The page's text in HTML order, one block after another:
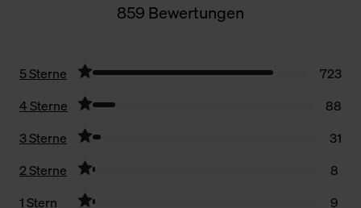
859 Bewertungen
5 Sterne
723
4 Sterne
88
3 Sterne
31
2 Sterne
8
1 Stern
9